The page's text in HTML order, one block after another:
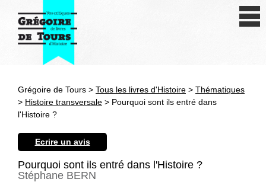
Antiquité
Grégoire de Tours > Tous les livres d'Histoire > Thématiques
> Histoire transversale > Pourquoi sont ils entré dans
l'Histoire ?
Ecrire un avis
Pourquoi sont ils entré dans l'Histoire ?
Stéphane BERN